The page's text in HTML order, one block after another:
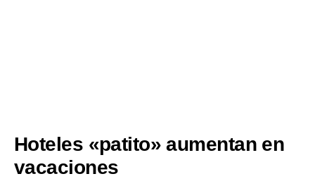
Hoteles «patito» aumentan en
vacaciones